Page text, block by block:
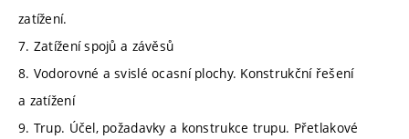
zatížení.
7. Zatížení spojů a závěsů
8. Vodorovné a svislé ocasní plochy. Konstrukční řešení
a zatížení
9. Trup. Účel, požadavky a konstrukce trupu. Přetlakové